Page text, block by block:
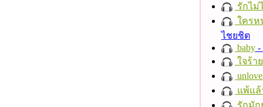
รักไม่
ใครห
ไชยชิต
baby -
ใจร้าย
แพ้แล้
รักมัก